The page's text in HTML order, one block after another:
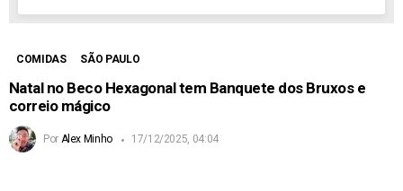
COMIDAS SÃO PAULO
Natal no Beco Hexagonal tem Banquete dos Bruxos e
correio mágico
Por Alex Minho 17/12/2025, 04:04